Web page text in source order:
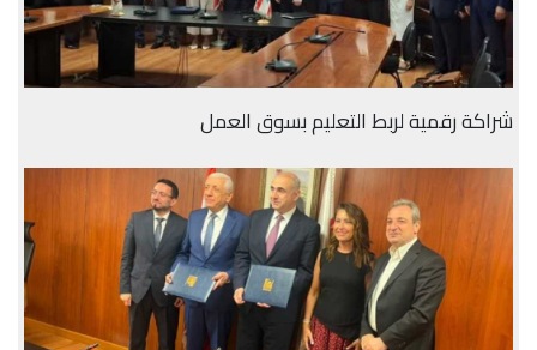
شراكة رقمية لربط التعليم بسوق العمل